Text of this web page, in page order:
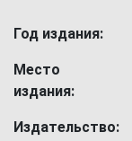
Год издания:
Место
издания:
Издательство: